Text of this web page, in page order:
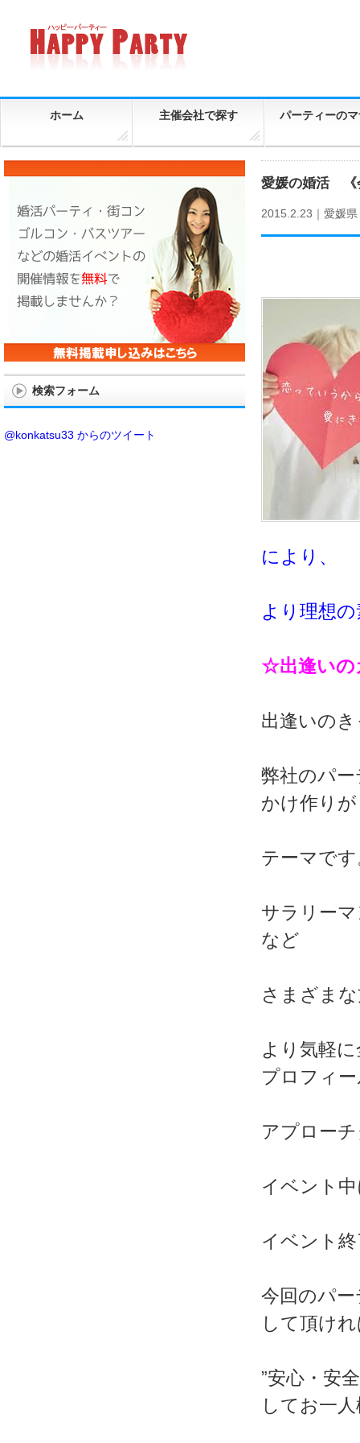
ホーム 主催会社で探す パーティーの
愛媛の婚活 《
2015.2.23｜ 愛媛県
により、
より理想
☆出逢いの
出逢いの
弊社のパ
かけ作りが
テーマで
サラリー
など
さまざま
より気軽
プロフィ
アプロー
イベント
イベント
今回のパ
して頂け
”安心・安
してお一
検索フォーム
@konkatsu33 からのツイート